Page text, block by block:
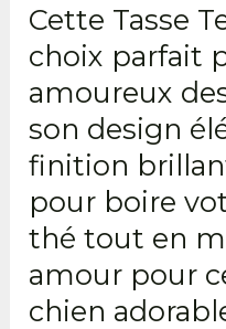
Cette Tasse
choix parfait
amoureux
son design
finition
pour boire
thé tout en
amour pour
chien